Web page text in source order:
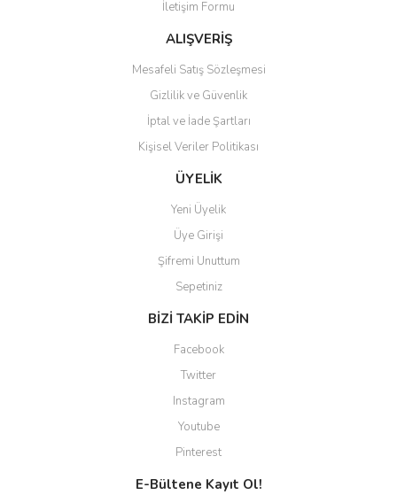
Ürün fiyatı diğer sitelerden daha pahalı.
Bu ürüne benzer farklı alternatifler olmalı.
Gönder
İletişim Formu
ALIŞVERİŞ
Mesafeli Satış Sözleşmesi
Gizlilik ve Güvenlik
İptal ve İade Şartları
Kişisel Veriler Politikası
ÜYELİK
Yeni Üyelik
Üye Girişi
Şifremi Unuttum
Sepetiniz
BİZİ TAKİP EDİN
Facebook
Twitter
Instagram
Youtube
Pinterest
E-Bültene Kayıt Ol!